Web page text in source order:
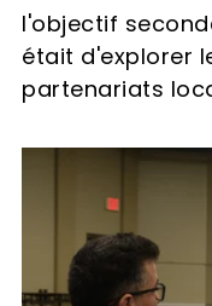
l'objectif
était d'explorer
partenariats